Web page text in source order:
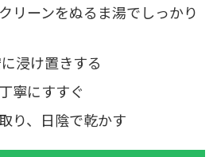
リーンをぬるま湯でしっかり
浸け置きする
寧にすすぐ
り、日陰で乾かす